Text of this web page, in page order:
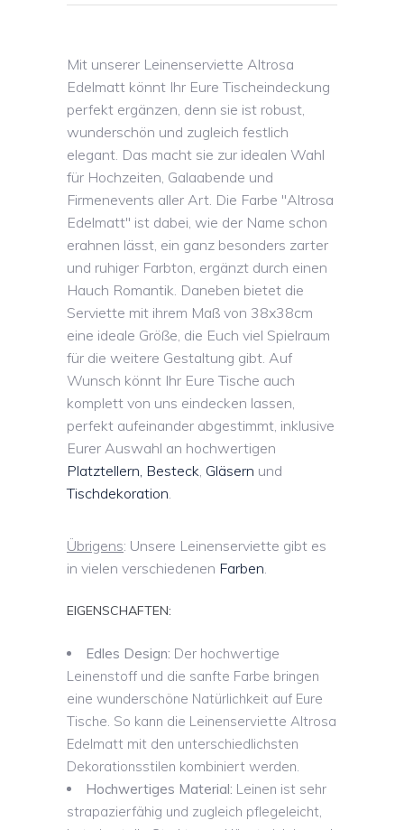
Mit unserer Leinenserviette Altrosa
Edelmatt könnt Ihr Eure Tischeindeckung
perfekt ergänzen, denn sie ist robust,
wunderschön und zugleich festlich
elegant. Das macht sie zur idealen Wahl
für Hochzeiten, Galaabende und
Firmenevents aller Art. Die Farbe "Altrosa
Edelmatt" ist dabei, wie der Name schon
erahnen lässt, ein ganz besonders zarter
und ruhiger Farbton, ergänzt durch einen
Hauch Romantik. Daneben bietet die
Serviette mit ihrem Maß von 38x38cm
eine ideale Größe, die Euch viel Spielraum
für die weitere Gestaltung gibt. Auf
Wunsch könnt Ihr Eure Tische auch
komplett von uns eindecken lassen,
perfekt aufeinander abgestimmt, inklusive
Eurer Auswahl an hochwertigen
Platztellern, Besteck, Gläsern und
Tischdekoration.
Übrigens: Unsere Leinenserviette gibt es
in vielen verschiedenen Farben.
EIGENSCHAFTEN:
Edles Design: Der hochwertige
Leinenstoff und die sanfte Farbe bringen
eine wunderschöne Natürlichkeit auf Eure
Tische. So kann die Leinenserviette Altrosa
Edelmatt mit den unterschiedlichsten
Dekorationsstilen kombiniert werden.
Hochwertiges Material: Leinen ist sehr
strapazierfähig und zugleich pflegeleicht,